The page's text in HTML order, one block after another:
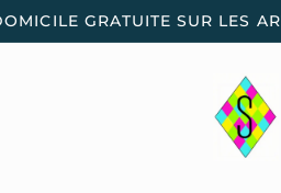
GRATUITE SUR LES